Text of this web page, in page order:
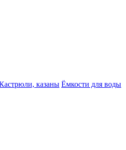
казаны Ёмкости для воды